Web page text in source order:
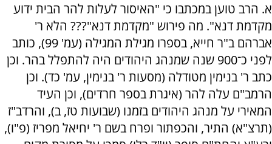
א. הרב טוען במכתבו כי "האיסור לעלות להר הבית ידוע
מקדמת דנא". מה פירוש "מקדמת דנא"??? הלא ר'
אברהם ב"ר חייא, בספרו מגילת המגילה (עמ' 99), כותב
לפני כ־900 שנה שמנהג היהודים היה להתפלל בהר. וכן
כתב ר' בנימין מטודלה (מסעות ר' בנימין, עמ' כד). וכן
הרמב"ם עלה להר (איגרת בספר חרדים), וכן העיד
המאירי על מנהג היהודים בזמנו (שבועות טז, ב), והרדב"ז
(תרצ"א) התיר, והכפתור ופרח בשם ר' יחיאל מפריז (פ"ו),